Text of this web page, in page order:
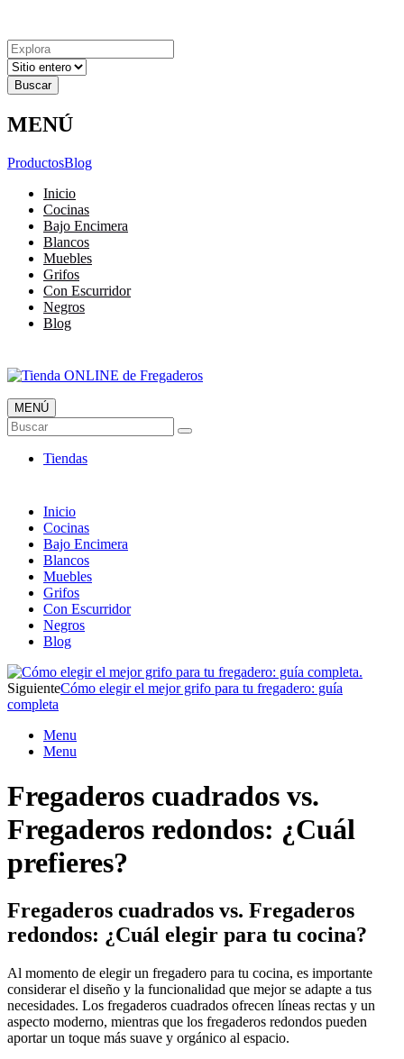
Resultados
para
MENÚ
ProductosBlog
Inicio
Cocinas
Bajo Encimera
Blancos
Muebles
Grifos
Con Escurridor
Negros
Blog
Tienda ONLINE de Fregaderos
TOP en Ventas
MENÚ
Buscar
Tiendas
Inicio
Cocinas
Bajo Encimera
Blancos
Muebles
Grifos
Con Escurridor
Negros
Blog
SiguienteCómo elegir el mejor grifo para tu fregadero: guía
completa
Menu
Menu
Fregaderos cuadrados vs.
Fregaderos redondos: ¿Cuál
prefieres?
Fregaderos cuadrados vs. Fregaderos
redondos: ¿Cuál elegir para tu cocina?
Al momento de elegir un fregadero para tu cocina, es importante
considerar el diseño y la funcionalidad que mejor se adapte a tus
necesidades. Los fregaderos cuadrados ofrecen líneas rectas y un
aspecto moderno, mientras que los fregaderos redondos pueden
aportar un toque más suave y orgánico al espacio.